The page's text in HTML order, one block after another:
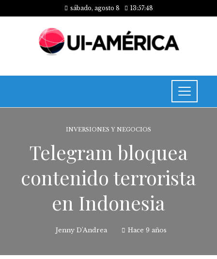
sábado, agosto 8 13:57:48
INVERSIONES Y NEGOCIOS
Telegram bloquea
contenido terrorista
en Indonesia
Jenny D'Andrea Hace 9 años